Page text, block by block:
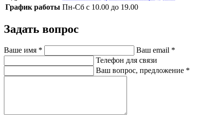
График работы Пн-Сб с 10.00 до 19.00
Задать вопрос
Ваше имя * Ваш email *
Телефон для связи
Ваш вопрос, предложение *